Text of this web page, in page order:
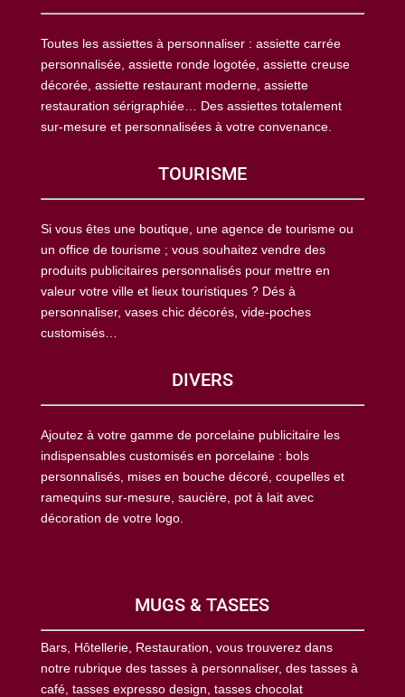
Toutes les assiettes à personnaliser : assiette carrée
personnalisée, assiette ronde logotée, assiette creuse
décorée, assiette restaurant moderne, assiette
restauration sérigraphiée… Des assiettes totalement
sur-mesure et personnalisées à votre convenance.
TOURISME
Si vous êtes une boutique, une agence de tourisme ou
un office de tourisme ; vous souhaitez vendre des
produits publicitaires personnalisés pour mettre en
valeur votre ville et lieux touristiques ? Dés à
personnaliser, vases chic décorés, vide-poches
customisés…
DIVERS
Ajoutez à votre gamme de porcelaine publicitaire les
indispensables customisés en porcelaine : bols
personnalisés, mises en bouche décoré, coupelles et
ramequins sur-mesure, saucière, pot à lait avec
décoration de votre logo.
MUGS & TASEES
Bars, Hôtellerie, Restauration, vous trouverez dans
notre rubrique des tasses à personnaliser, des tasses à
café, tasses expresso design, tasses chocolat